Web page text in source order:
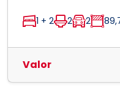
1 + 2 2 2
Valor